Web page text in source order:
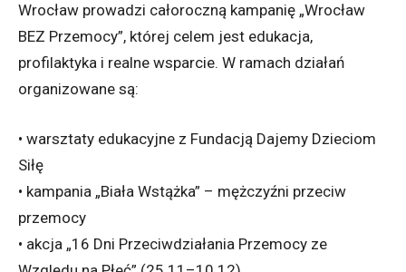
Wrocław prowadzi całoroczną kampanię „Wrocław
BEZ Przemocy”, której celem jest edukacja,
profilaktyka i realne wsparcie. W ramach działań
organizowane są:
• warsztaty edukacyjne z Fundacją Dajemy Dzieciom
Siłę
• kampania „Biała Wstążka” – mężczyźni przeciw
przemocy
• akcja „16 Dni Przeciwdziałania Przemocy ze